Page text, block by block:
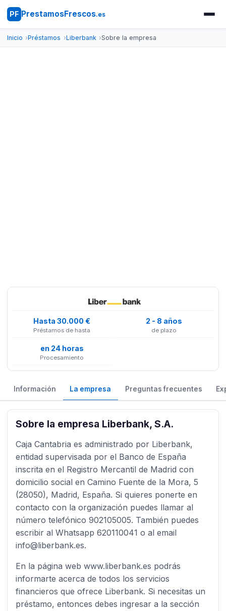
PF PrestamosFrescos.es
Inicio Préstamos Liberbank Sobre la empresa
Hasta 30.000 €
Préstamos de hasta
2 - 8 años
de plazo
en 24 horas
Procesamiento
Información La empresa Preguntas frecuentes
Sobre la empresa Liberbank, S.A.
Caja Cantabria es administrado por Liberbank,
entidad supervisada por el Banco de España
inscrita en el Registro Mercantil de Madrid con
domicilio social en Camino Fuente de la Mora, 5
(28050), Madrid, España. Si quieres ponerte en
contacto con la organización puedes llamar al
número telefónico 902105005. También puedes
escribir al Whatsapp 620110041 o al email
info@liberbank.es.
En la página web www.liberbank.es podrás
informarte acerca de todos los servicios
financieros que ofrece Liberbank. Si necesitas un
préstamo, entonces debes ingresar a la sección